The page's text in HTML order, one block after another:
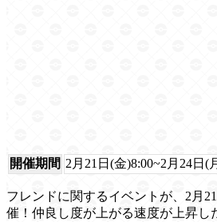
開催期間 2月21日(金)8:00~2月24日(
フレンドに関するイベントが、2月
催！仲良し度が上がる速度が上昇し